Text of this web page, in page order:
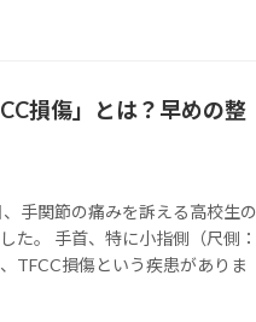
損傷」とは？早めの整
手関節の痛みを訴える高校生の
た。 手首、特に小指側（尺側：
TFCC損傷という疾患がありま